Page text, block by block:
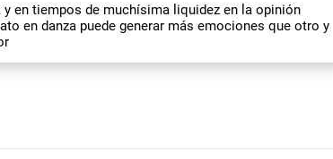
y en tiempos de muchísima liquidez en la opinión
en danza puede generar más emociones que otro y